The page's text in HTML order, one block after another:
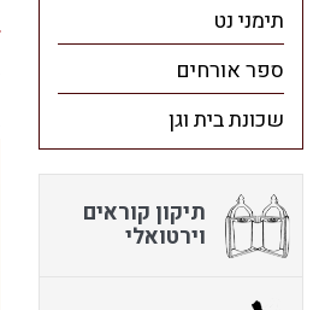
תימני נט
ספר אורחים
שכונת בית וגן
תיקון קוראים
וירטואלי